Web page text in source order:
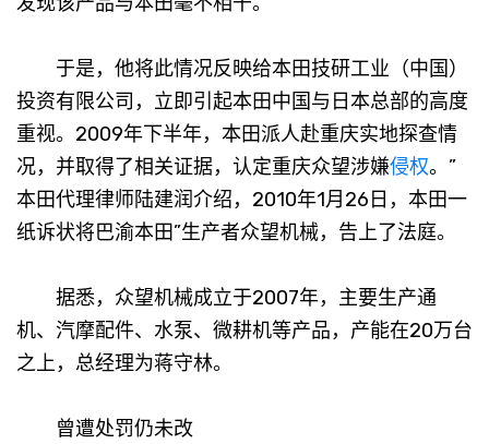
于是，他将此情况反映给本田技研工业（中国）
投资有限公司，立即引起本田中国与日本总部的高度
重视。2009年下半年，本田派人赴重庆实地探查情
况，并取得了相关证据，认定重庆众望涉嫌侵权。”
本田代理律师陆建润介绍，2010年1月26日，本田一
纸诉状将巴渝本田”生产者众望机械，告上了法庭。
据悉，众望机械成立于2007年，主要生产通
机、汽摩配件、水泵、微耕机等产品，产能在20万台
之上，总经理为蒋守林。
曾遭处罚仍未改